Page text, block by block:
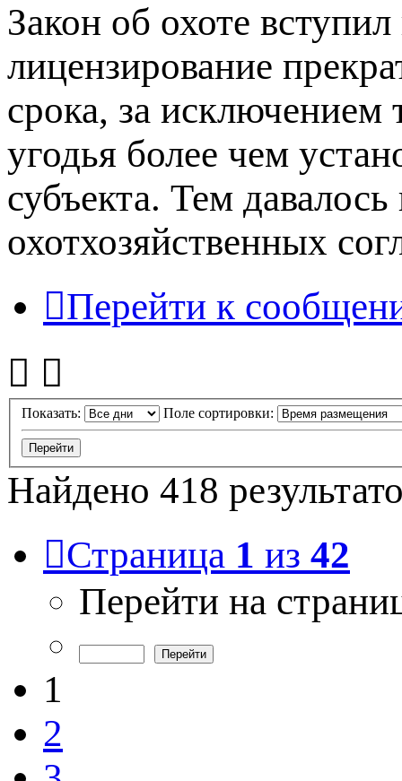
Закон об охоте
лицензирование
срока, за исключением
угодья более чем
субъекта. Тем
охотхозяйственных
Перейти к
Показать: Поле сортировки:
Найдено 418
Страница 1 из 42
Перейти на
1
2